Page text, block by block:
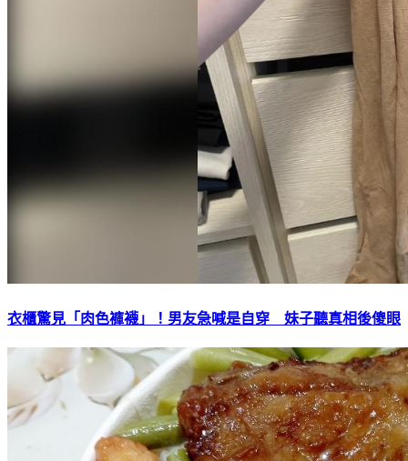
衣櫃驚見「肉色褲襪」！男友急喊是自穿 妹子聽真相後傻眼